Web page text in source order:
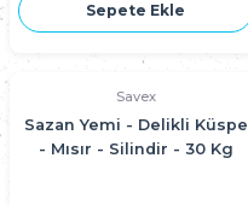
Sepete Ekle
Savex
Sazan Yemi - Delikli Küspe
- Mısır - Silindir - 30 Kg